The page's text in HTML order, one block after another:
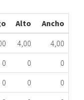
Alto
Ancho
4,00
4,00
0 0
0
0 0
0